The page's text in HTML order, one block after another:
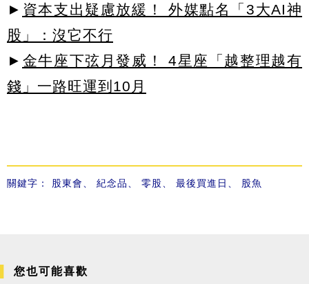
► 資本支出疑慮放緩！ 外媒點名「3大AI神
股」：沒它不行
► 金牛座下弦月發威！ 4星座「越整理越有
錢」一路旺運到10月
關鍵字： 股東會、 紀念品、 零股、 最後買進日 、 股魚
您也可能喜歡